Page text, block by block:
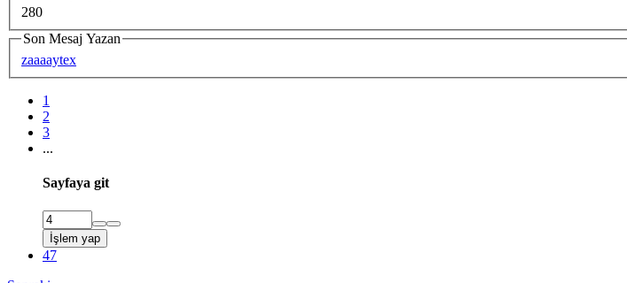
280
Son Mesaj Yazan
zaaaaytex
1
2
3
...
Sayfaya git
İşlem yap
47